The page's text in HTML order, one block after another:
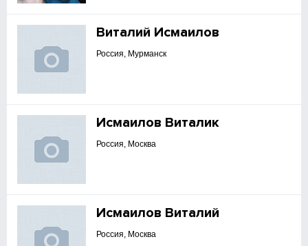
Виталий Исмаилов
Россия, Мурманск
Исмаилов Виталик
Россия, Москва
Исмаилов Виталий
Россия, Москва